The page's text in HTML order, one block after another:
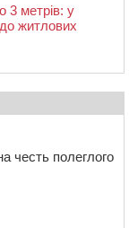
3 метрів: у
до житлових
честь полеглого